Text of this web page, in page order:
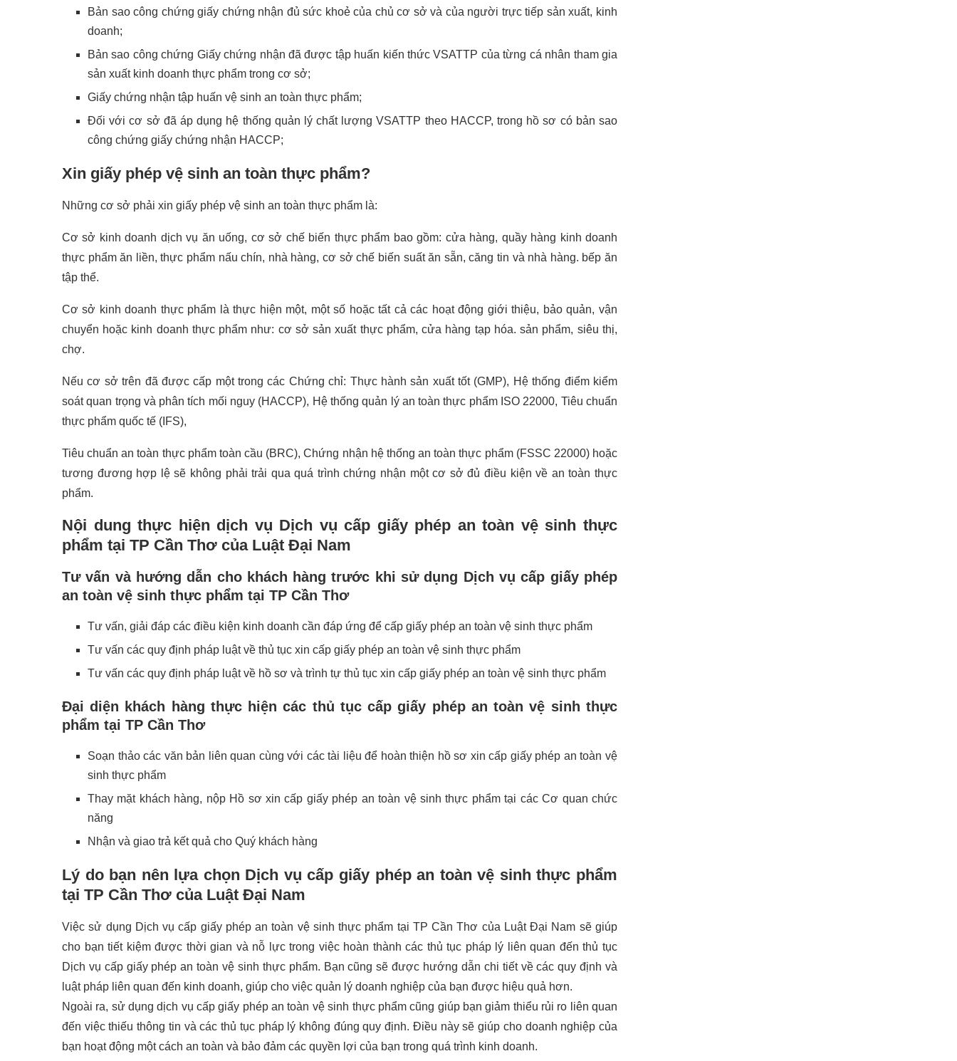
Bản sao công chứng giấy chứng nhận đủ sức khoẻ của chủ cơ sở và của người trực tiếp sản xuất, kinh
doanh;
Bản sao công chứng Giấy chứng nhận đã được tập huấn kiến thức VSATTP của từng cá nhân tham gia
sản xuất kinh doanh thực phẩm trong cơ sở;
Giấy chứng nhận tập huấn vệ sinh an toàn thực phẩm;
Đối với cơ sở đã áp dụng hệ thống quản lý chất lượng VSATTP theo HACCP, trong hồ sơ có bản sao
công chứng giấy chứng nhận HACCP;
Xin giấy phép vệ sinh an toàn thực phẩm?
Những cơ sở phải xin giấy phép vệ sinh an toàn thực phẩm là:
Cơ sở kinh doanh dịch vụ ăn uống, cơ sở chế biến thực phẩm bao gồm: cửa hàng, quầy hàng kinh doanh
thực phẩm ăn liền, thực phẩm nấu chín, nhà hàng, cơ sở chế biến suất ăn sẵn, căng tin và nhà hàng. bếp ăn
tập thể.
Cơ sở kinh doanh thực phẩm là thực hiện một, một số hoặc tất cả các hoạt động giới thiệu, bảo quản, vận
chuyển hoặc kinh doanh thực phẩm như: cơ sở sản xuất thực phẩm, cửa hàng tạp hóa. sản phẩm, siêu thị,
chợ.
Nếu cơ sở trên đã được cấp một trong các Chứng chỉ: Thực hành sản xuất tốt (GMP), Hệ thống điểm kiểm
soát quan trọng và phân tích mối nguy (HACCP), Hệ thống quản lý an toàn thực phẩm ISO 22000, Tiêu chuẩn
thực phẩm quốc tế (IFS),
Tiêu chuẩn an toàn thực phẩm toàn cầu (BRC), Chứng nhận hệ thống an toàn thực phẩm (FSSC 22000) hoặc
tương đương hợp lệ sẽ không phải trải qua quá trình chứng nhận một cơ sở đủ điều kiện về an toàn thực
phẩm.
Nội dung thực hiện dịch vụ Dịch vụ cấp giấy phép an toàn vệ sinh thực
phẩm tại TP Cần Thơ của Luật Đại Nam
Tư vấn và hướng dẫn cho khách hàng trước khi sử dụng Dịch vụ cấp giấy phép
an toàn vệ sinh thực phẩm tại TP Cần Thơ
Tư vấn, giải đáp các điều kiện kinh doanh cần đáp ứng để cấp giấy phép an toàn vệ sinh thực phẩm
Tư vấn các quy định pháp luật về thủ tục xin cấp giấy phép an toàn vệ sinh thực phẩm
Tư vấn các quy định pháp luật về hồ sơ và trình tự thủ tục xin cấp giấy phép an toàn vệ sinh thực phẩm
Đại diện khách hàng thực hiện các thủ tụccấp giấy phép an toàn vệ sinh thực
phẩm tại TP Cần Thơ
Soạn thảo các văn bản liên quan cùng với các tài liệu để hoàn thiện hồ sơ xin cấp giấy phép an toàn vệ
sinh thực phẩm
Thay mặt khách hàng, nộp Hồ sơ xin cấp giấy phép an toàn vệ sinh thực phẩm tại các Cơ quan chức
năng
Nhận và giao trả kết quả cho Quý khách hàng
Lý do bạn nên lựa chọn Dịch vụ cấp giấy phép an toàn vệ sinh thực phẩm
tại TP Cần Thơ của Luật Đại Nam
Việc sử dụng Dịch vụ cấp giấy phép an toàn vệ sinh thực phẩm tại TP Cần Thơ của Luật Đại Nam sẽ giúp
cho bạn tiết kiệm được thời gian và nỗ lực trong việc hoàn thành các thủ tục pháp lý liên quan đến thủ tục
Dịch vụ cấp giấy phép an toàn vệ sinh thực phẩm. Bạn cũng sẽ được hướng dẫn chi tiết về các quy định và
luật pháp liên quan đến kinh doanh, giúp cho việc quản lý doanh nghiệp của bạn được hiệu quả hơn.
Ngoài ra, sử dụng dịch vụ cấp giấy phép an toàn vệ sinh thực phẩm cũng giúp bạn giảm thiểu rủi ro liên quan
đến việc thiếu thông tin và các thủ tục pháp lý không đúng quy định. Điều này sẽ giúp cho doanh nghiệp của
bạn hoạt động một cách an toàn và bảo đảm các quyền lợi của bạn trong quá trình kinh doanh.